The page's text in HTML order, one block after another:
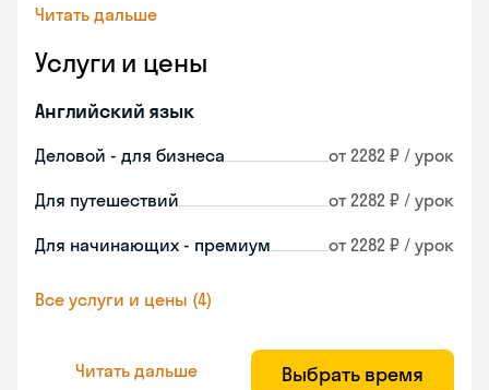
Читать дальше
Услуги и цены
Английский язык
Деловой - для бизнеса от 2282 ₽ / урок
Для путешествий от 2282 ₽ / урок
Для начинающих - премиум от 2282 ₽ / урок
Все услуги и цены (4)
Читать дальше Выбрать время